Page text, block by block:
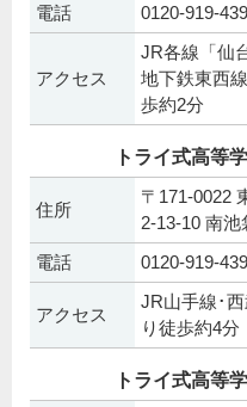
電話 0120-919-439
アクセス
JR各線「仙
地下鉄東西
歩約2分
トライ式高等
住所
〒171-0022
2-13-10 南
電話 0120-919-439
アクセス
JR山手線･
り徒歩約4分
トライ式高等